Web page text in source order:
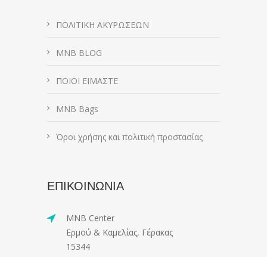
ΠΟΛΙΤΙΚΗ ΑΚΥΡΩΣΕΩΝ
MNB BLOG
ΠΟΙΟΙ ΕΙΜΑΣΤΕ
MNB Bags
Όροι χρήσης και πολιτική προστασίας
ΕΠΙΚΟΙΝΩΝΙΑ
MNB Center
Ερμού & Καμελίας, Γέρακας
15344